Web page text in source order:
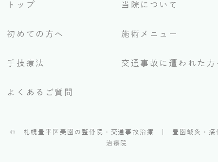
トップ 当院について
初めての方へ 施術メニュー
手技療法 交通事故に遭われた方
よくあるご質問
© 札幌豊平区美園の整骨院・交通事故治療 | 豊園鍼灸・接
治療院